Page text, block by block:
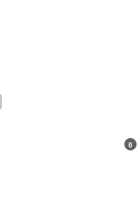
0